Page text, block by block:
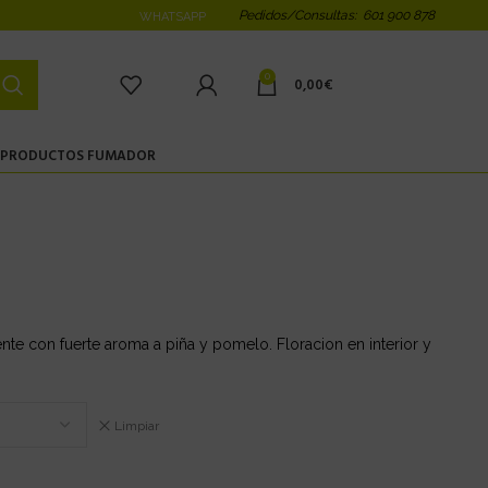
WHATSAPP Pedidos/Consultas: 601 900 878
0 0,00€
PRODUCTOS FUMADOR
con fuerte aroma a piña y pomelo. Floracion en interior y
Limpiar